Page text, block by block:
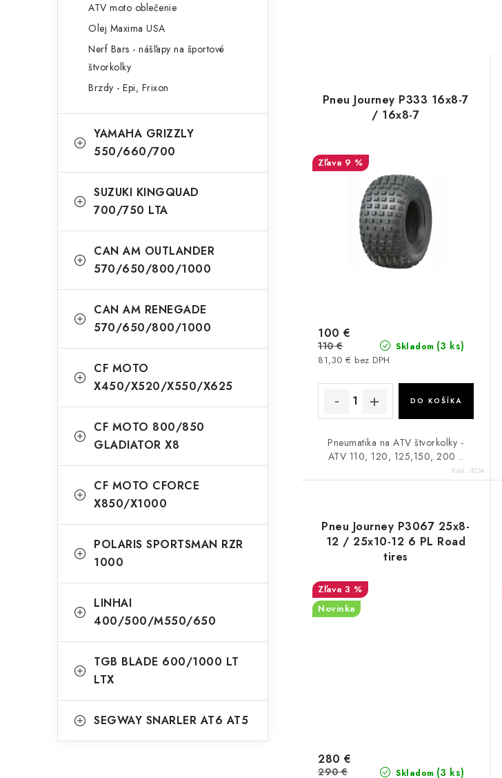
ATV moto oblečenie
Olej Maxima USA
Nerf Bars - nášľapy na športové
štvorkolky
Brzdy - Epi, Frixon
YAMAHA GRIZZLY
550/660/700
SUZUKI KINGQUAD
700/750 LTA
CAN AM OUTLANDER
570/650/800/1000
CAN AM RENEGADE
570/650/800/1000
CF MOTO
X450/X520/X550/X625
CF MOTO 800/850
GLADIATOR X8
CF MOTO CFORCE
X850/X1000
POLARIS SPORTSMAN RZR
1000
LINHAI
400/500/M550/650
TGB BLADE 600/1000 LT
LTX
SEGWAY SNARLER AT6 AT5
Pneu Journey P333 16x8-7
/ 16x8-7
9 %
Skladom (3 ks)
81,30 € bez DPH
100 €
110 €
DO KOŠÍKA
Pneumatika na ATV štvorkolky -
ATV 110, 120, 125,150, 200 ..
Kód: 3234
Pneu Journey P3067 25x8-
12 / 25x10-12 6 PL Road
tires
3 %
Novinka
Skladom (3 ks)
280 €
290 €